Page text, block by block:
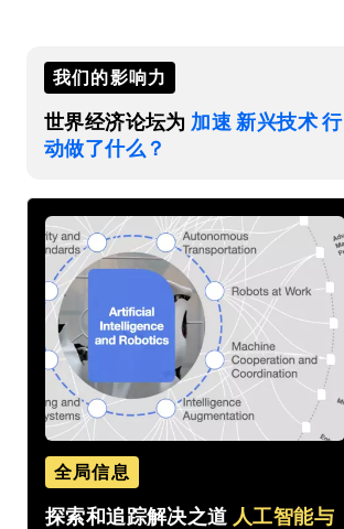
我们的影响力
世界经济论坛为 加速 新兴技术 行
动做了什么？
全局信息
探索和追踪解决之道 人工智能与